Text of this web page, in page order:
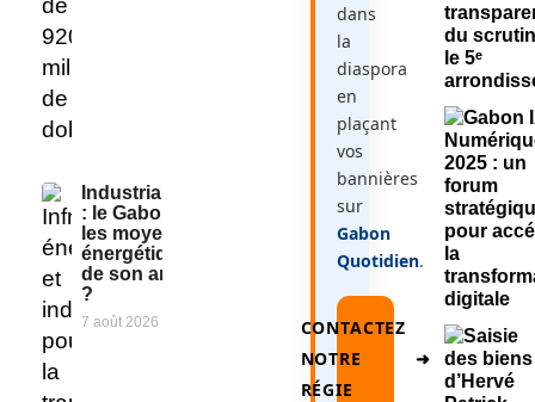
Industrialisation
: le Gabon a-t-il
les moyens
énergétiques
de son ambition
?
7 août 2026
dans
la
diaspora
en
plaçant
vos
bannières
sur
Gabon
Quotidien.
CONTACTEZ
NOTRE
RÉGIE
➜